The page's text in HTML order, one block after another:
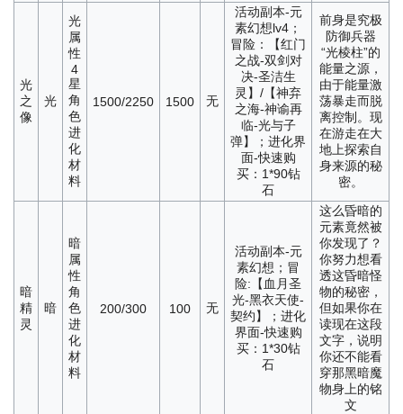
光
之
像
光
光
属
性
4
星
角
色
进
化
材
料
1500/2250 1500 无
活动副本-元
素幻想lv4；
冒险：【红门
之战-双剑对
决-圣洁生
灵】/【神弃
之海-神谕再
临-光与子
弹】；进化界
面-快速购
买：1*90钻
石
前身是究极
防御兵器
“光棱柱”的
能量之源，
由于能量激
荡暴走而脱
离控制。现
在游走在大
地上探索自
身来源的秘
密。
暗
精
灵
暗
暗
属
性
角
色
进
化
材
料
200/300 100 无
活动副本-元
素幻想；冒
险:【血月圣
光-黑衣天使-
契约】；进化
界面-快速购
买：1*30钻
石
这么昏暗的
元素竟然被
你发现了？
你努力想看
透这昏暗怪
物的秘密，
但如果你在
读现在这段
文字，说明
你还不能看
穿那黑暗魔
物身上的铭
文